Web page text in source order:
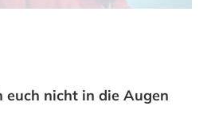
euch nicht in die Augen